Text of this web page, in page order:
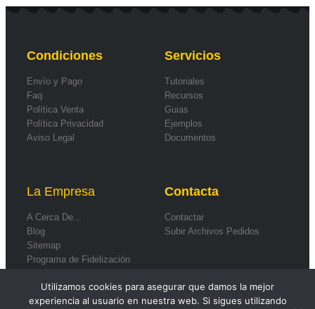
Condiciones
Envío y Pago
Faq
Política Venta
Política Privacidad
Aviso Legal
Servicios
Tutoriales
Recursos
Guias
Ejemplos
Documentos
La Empresa
A Cerca De...
Blog
Sitemap
Programa de Fidelización
Contacta
Contactar
Subir Archivos Pedidos
Utilizamos cookies para asegurar que damos la mejor
experiencia al usuario en nuestra web. Si sigues utilizando